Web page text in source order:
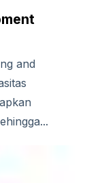
and